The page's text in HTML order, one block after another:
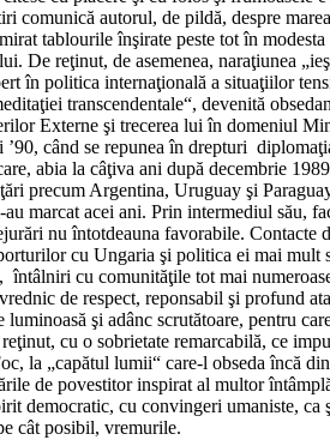
comunică autorul, de pildă, despre
tablourile înşirate peste tot în
De reţinut, de asemenea, naraţiunea
în politica internaţională a situaţiilor
transcendentale“, devenită
Externe şi trecerea lui în domeniul
când se repunea în drepturi
abia la câţiva ani după decembrie
precum Argentina, Uruguay şi
marcat acei ani. Prin intermediul său,
nu întotdeauna favorabile. Contacte
cu Ungaria şi politica ei mai mult
cu comunităţile tot mai
de respect, reponsabil şi profund
şi adânc scrutătoare, pentru
cu o sobrietate remarcabilă, ce
la „capătul lumii“ care-l obseda încă
de povestitor inspirat al multor
democratic, cu convingeri umaniste, ca
cât posibil, vremurile.